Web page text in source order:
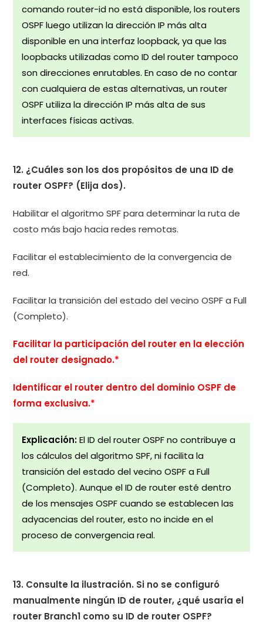
comando router-id no está disponible, los routers
OSPF luego utilizan la dirección IP más alta
disponible en una interfaz loopback, ya que las
loopbacks utilizadas como ID del router tampoco
son direcciones enrutables. En caso de no contar
con cualquiera de estas alternativas, un router
OSPF utiliza la dirección IP más alta de sus
interfaces físicas activas.
12. ¿Cuáles son los dos propósitos de una ID de
router OSPF? (Elija dos).
Habilitar el algoritmo SPF para determinar la ruta de
costo más bajo hacia redes remotas.
Facilitar el establecimiento de la convergencia de
red.
Facilitar la transición del estado del vecino OSPF a Full
(Completo).
Facilitar la participación del router en la elección
del router designado.*
Identificar el router dentro del dominio OSPF de
forma exclusiva.*
Explicación:El ID del router OSPF no contribuye a
los cálculos del algoritmo SPF, ni facilita la
transición del estado del vecino OSPF a Full
(Completo). Aunque el ID de router esté dentro
de los mensajes OSPF cuando se establecen las
adyacencias del router, esto no incide en el
proceso de convergencia real.
13. Consulte la ilustración. Si no se configuró
manualmente ningún ID de router, ¿qué usaría el
router Branch1 como su ID de router OSPF?